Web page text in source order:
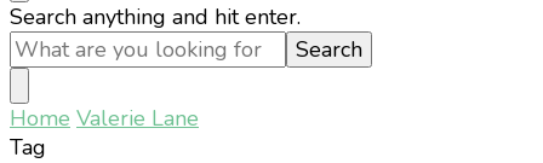
Looking
for
Something?
Search anything and hit enter.
Home Valerie Lane
Tag